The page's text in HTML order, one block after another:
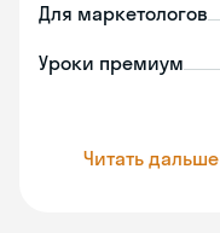
Для маркетологов
Уроки премиум
Читать дальше